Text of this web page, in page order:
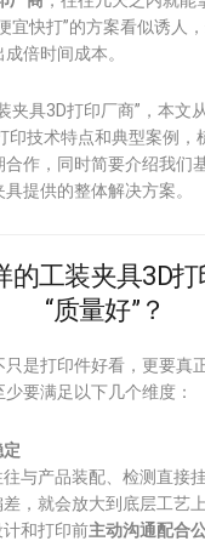
宜快打”的方案看似诱人
倍时间成本。
夹具3D打印厂商”，本文
印技术特点和典型案例，
合作，同时简要介绍我们
提供的整体解决方案。
的工装夹具3D
“质量好”？
只是打印件好看，更要真
要满足以下几个维度：
与产品装配、检测直接
，就会放大到底层工艺
和打印前主动沟通配合